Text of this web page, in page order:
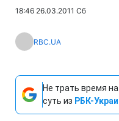
18:46 26.03.2011 Сб
RBC.UA
Не трать время
суть из РБК-